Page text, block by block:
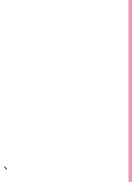
、